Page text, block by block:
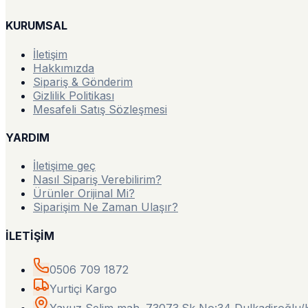
KURUMSAL
İletişim
Hakkımızda
Sipariş & Gönderim
Gizlilik Politikası
Mesafeli Satış Sözleşmesi
YARDIM
İletişime geç
Nasıl Sipariş Verebilirim?
Ürünler Orijinal Mi?
Siparişim Ne Zaman Ulaşır?
İLETİŞİM
0506 709 1872
Yurtiçi Kargo